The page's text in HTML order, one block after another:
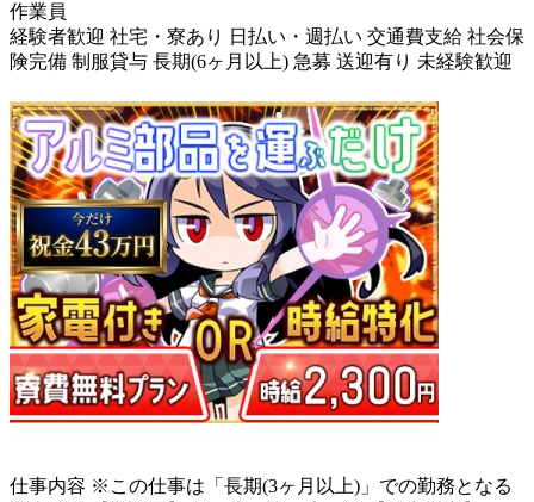
作業員
経験者歓迎 社宅・寮あり 日払い・週払い 交通費支給 社会保
険完備 制服貸与 長期(6ヶ月以上) 急募 送迎有り 未経験歓迎
仕事内容 ※この仕事は「長期(3ヶ月以上)」での勤務となる